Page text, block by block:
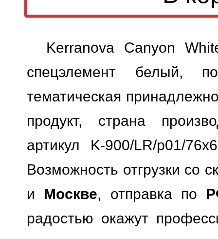
Kerranova Canyon
спецэлемент белый,
тематическая
продукт, страна
артикул K-900/LR/p01/
Возможность отгрузки со
и Москве, отправка по
радостью окажут